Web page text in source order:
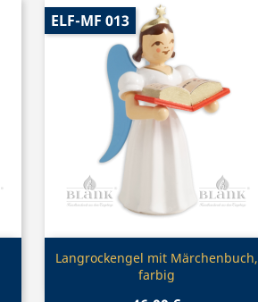
Vorschau
Langrockengel mit Märchenbuch,
farbig
ELF-MF 013